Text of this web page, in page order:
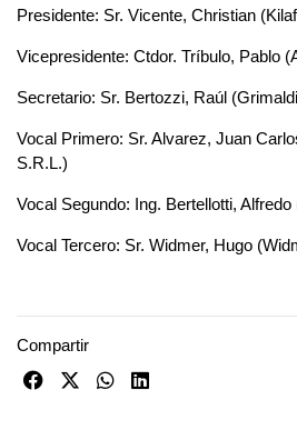
Presidente: Sr. Vicente, Christian
Vicepresidente: Ctdor. Tríbulo, Pablo
Secretario: Sr. Bertozzi, Raúl
Vocal Primero: Sr. Alvarez, Juan
S.R.L.)
Vocal Segundo: Ing. Bertellotti, Alfredo
Vocal Tercero: Sr. Widmer, Hugo
Compartir